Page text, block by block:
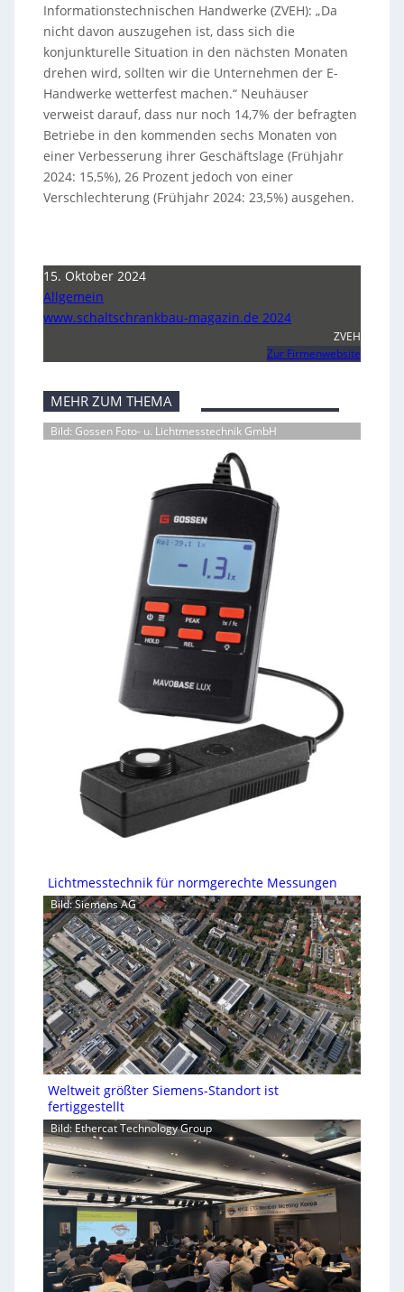
Informationstechnischen Handwerke (ZVEH): „Da
nicht davon auszugehen ist, dass sich die
konjunkturelle Situation in den nächsten Monaten
drehen wird, sollten wir die Unternehmen der E-
Handwerke wetterfest machen.“ Neuhäuser
verweist darauf, dass nur noch 14,7% der befragten
Betriebe in den kommenden sechs Monaten von
einer Verbesserung ihrer Geschäftslage (Frühjahr
2024: 15,5%), 26 Prozent jedoch von einer
Verschlechterung (Frühjahr 2024: 23,5%) ausgehen.
15. Oktober 2024
Allgemein
www.schaltschrankbau-magazin.de 2024
ZVEH
Zur Firmenwebsite
MEHR ZUM THEMA
Bild: Gossen Foto- u. Lichtmesstechnik GmbH
Lichtmesstechnik für normgerechte Messungen
Bild: Siemens AG
Weltweit größter Siemens-Standort ist
fertiggestellt
Bild: Ethercat Technology Group